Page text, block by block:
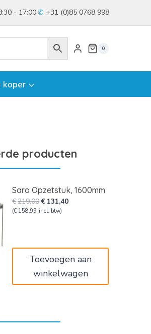
- 17:00 +31 (0)85 0768 998
0
koper
producten
Saro Opzetstuk, 1600mm
€219,00Oorspronkelijke
prijs
€ 131,40Huidige
(€ 158,99 incl. btw)
Toevoegen aan
winkelwagen